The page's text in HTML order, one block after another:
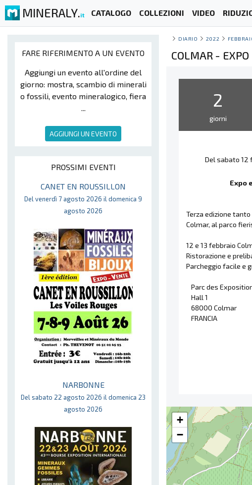
MINERALY.it CATALOGO COLLEZIONI VIDEO
FARE RIFERIMENTO A UN EVENTO
Aggiungi un evento all'ordine del
giorno: mostra, scambio di minerali
o fossili, evento mineralogico, fiera
...
AGGIUNGI UN EVENTO
PROSSIMI EVENTI
CANET EN ROUSSILLON
Del venerdì 7 agosto 2026 il domenica 9
agosto 2026
NARBONNE
Del sabato 22 agosto 2026 il domenica 23
agosto 2026
DIARIO 2022
COLMAR -
2
giorni
Del sabato 12
Expo
Terza edizione
Colmar, al parco
12 e 13 febbraio
Ristorazione e
Parcheggio facile e
Parc des
Hall 1
68000 Colmar
FRANCIA
+
−